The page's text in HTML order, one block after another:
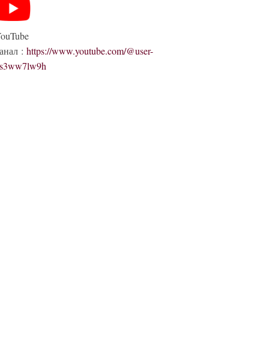
: https://www.youtube.com/@user-